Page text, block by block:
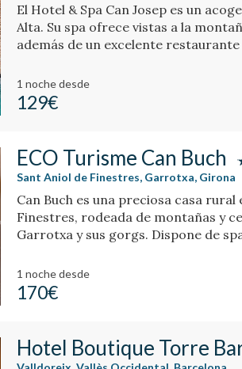
El Hotel & Spa Can Josep es un
Alta. Su spa ofrece vistas a la
además de un excelente
1 nochedesde
129€
ECO Turisme Can Buch
Sant Aniol de Finestres, Garrotxa, Girona
Can Buch es una preciosa casa
Finestres, rodeada de montañas y
Garrotxa y sus gorgs. Dispone de
1 nochedesde
170€
Hotel Boutique Torre